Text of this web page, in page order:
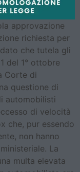
approvazione
richiesta per
che tutela gli
del 1° ottobre
Corte di
questione di
automobilisti
di velocità
che, pur essendo
non hanno
La
multa elevata